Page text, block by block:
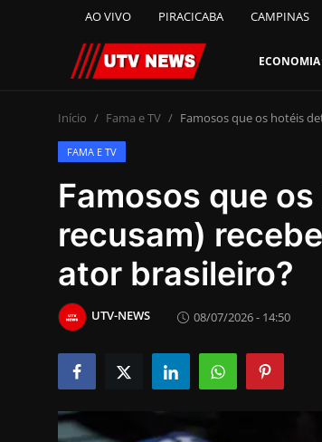
AO VIVO PIRACICABA CAMPINAS
ECONOMIA
AO VIVO
PIRACICABA
CAMPINAS
LIMEIRA
Internacional
Início Fama e TV Famosos que os hotéis
FAMA E TV
Famosos que
recusam)
ator brasileiro?
UTV-NEWS 08/07/2026 - 14:50